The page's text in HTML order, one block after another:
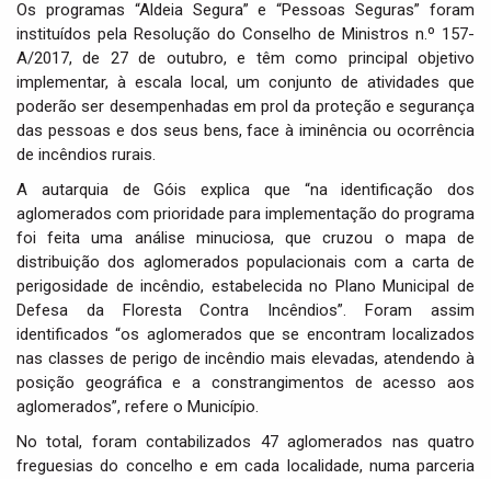
n
Os programas “Aldeia Segura” e “Pessoas Seguras” foram
instituídos pela Resolução do Conselho de Ministros n.º 157-
A/2017, de 27 de outubro, e têm como principal objetivo
implementar, à escala local, um conjunto de atividades que
poderão ser desempenhadas em prol da proteção e segurança
das pessoas e dos seus bens, face à iminência ou ocorrência
de incêndios rurais.
A autarquia de Góis explica que “na identificação dos
aglomerados com prioridade para implementação do programa
foi feita uma análise minuciosa, que cruzou o mapa de
distribuição dos aglomerados populacionais com a carta de
perigosidade de incêndio, estabelecida no Plano Municipal de
Defesa da Floresta Contra Incêndios”. Foram assim
identificados “os aglomerados que se encontram localizados
nas classes de perigo de incêndio mais elevadas, atendendo à
posição geográfica e a constrangimentos de acesso aos
aglomerados”, refere o Município.
No total, foram contabilizados 47 aglomerados nas quatro
freguesias do concelho e em cada localidade, numa parceria